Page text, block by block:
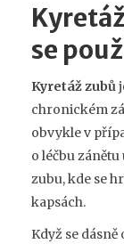
se
Kyretáž zubů
chronickém
obvykle v
o léčbu
zubu, kde se
kapsách.
Když se